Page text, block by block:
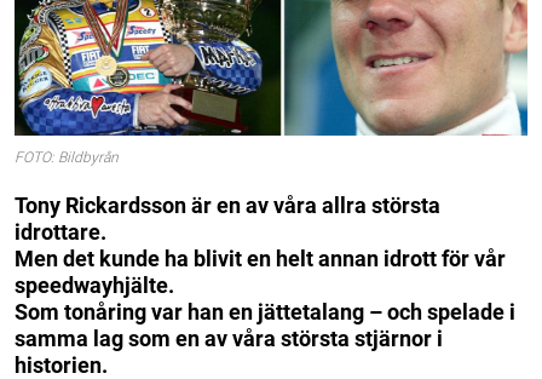
FOTO: Bildbyrån
Tony Rickardsson är en av våra allra största
idrottare.
Men det kunde ha blivit en helt annan idrott för vår
speedwayhjälte.
Som tonåring var han en jättetalang – och spelade i
samma lag som en av våra största stjärnor i
historien.